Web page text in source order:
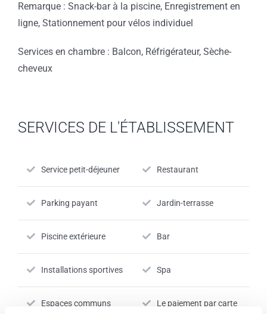
Remarque : Snack-bar à la piscine, Enregistrement en
ligne, Stationnement pour vélos individuel
Services en chambre : Balcon, Réfrigérateur, Sèche-
cheveux
SERVICES DE L'ÉTABLISSEMENT
Service petit-déjeuner Restaurant
Parking payant Jardin-terrasse
Piscine extérieure Bar
Installations sportives Spa
Espaces communs
Le paiement par carte